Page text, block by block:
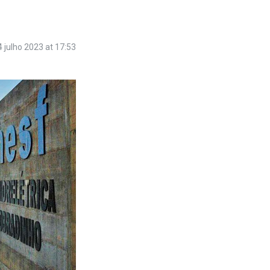
julho 2023 at 17:53